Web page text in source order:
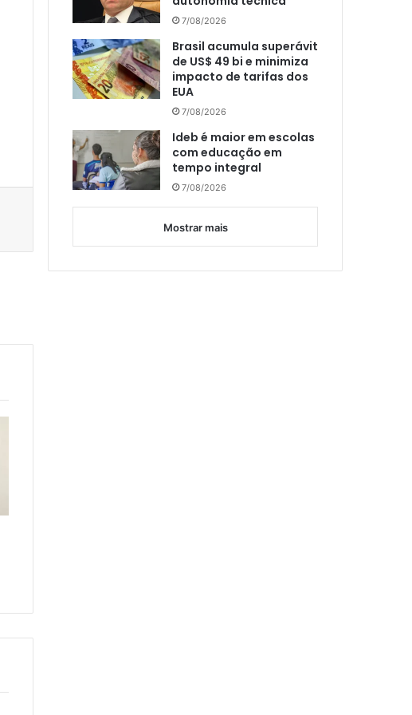
7/08/2026
Brasil acumula superávit
de US$ 49 bi e minimiza
impacto de tarifas dos
EUA
7/08/2026
Ideb é maior em escolas
com educação em
tempo integral
7/08/2026
Mostrar mais